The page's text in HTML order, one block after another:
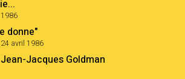
donne"
avril 1986
Jacques Goldman